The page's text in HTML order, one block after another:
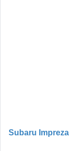
Subaru Impreza